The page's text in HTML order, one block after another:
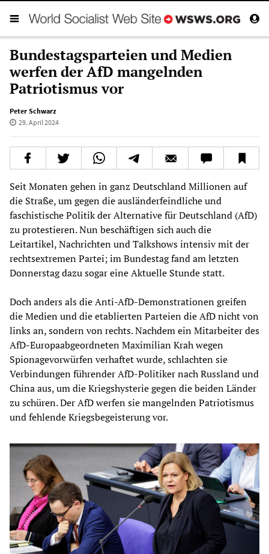
Bundestagsparteien und Medien
werfen der AfD mangelnden
Patriotismus vor
Peter Schwarz
29. April 2024
Seit Monaten gehen in ganz Deutschland Millionen auf
die Straße, um gegen die ausländerfeindliche und
faschistische Politik der Alternative für Deutschland (AfD)
zu protestieren. Nun beschäftigen sich auch die
Leitartikel, Nachrichten und Talkshows intensiv mit der
rechtsextremen Partei; im Bundestag fand am letzten
Donnerstag dazu sogar eine Aktuelle Stunde statt.
Doch anders als die Anti-AfD-Demonstrationen greifen
die Medien und die etablierten Parteien die AfD nicht von
links an, sondern von rechts. Nachdem ein Mitarbeiter des
AfD-Europaabgeordneten Maximilian Krah wegen
Spionagevorwürfen verhaftet wurde, schlachten sie
Verbindungen führender AfD-Politiker nach Russland und
China aus, um die Kriegshysterie gegen die beiden Länder
zu schüren. Der AfD werfen sie mangelnden Patriotismus
und fehlende Kriegsbegeisterung vor.